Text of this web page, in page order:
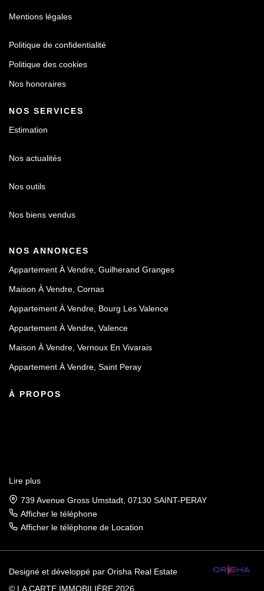
Mentions légales
Politique de confidentialité
Politique des cookies
Nos honoraires
NOS SERVICES
Estimation
Nos actualités
Nos outils
Nos biens vendus
NOS ANNONCES
Appartement À Vendre, Guilherand Granges
Maison À Vendre, Cornas
Appartement À Vendre, Bourg Les Valence
Appartement À Vendre, Valence
Maison À Vendre, Vernoux En Vivarais
Appartement À Vendre, Saint Peray
À PROPOS
Lire plus
739 Avenue Gross Umstadt, 07130 SAINT-PERAY
Afficher le téléphone
Afficher le téléphone de Location
Designé et développé par Orisha Real Estate
© LA CARTE IMMOBILIÈRE 2026